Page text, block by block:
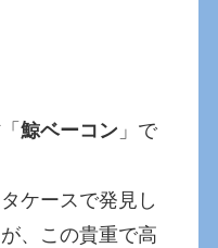
鯨ベーコン 」で
ケースで発見し
、この貴重で高